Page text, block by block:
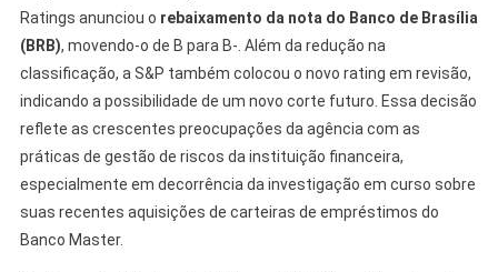
Ratings anunciou o rebaixamento da nota do Banco de Brasília
(BRB), movendo-o de B para B-. Além da redução na
classificação, a S&P também colocou o novo rating em revisão,
indicando a possibilidade de um novo corte futuro. Essa decisão
reflete as crescentes preocupações da agência com as
práticas de gestão de riscos da instituição financeira,
especialmente em decorrência da investigação em curso sobre
suas recentes aquisições de carteiras de empréstimos do
Banco Master.